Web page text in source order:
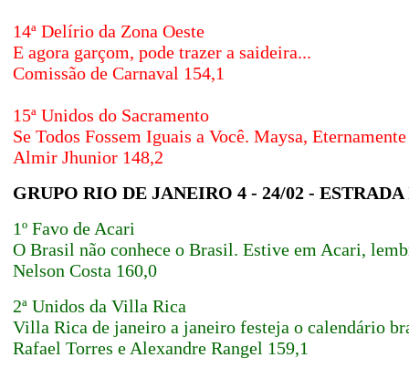
14ª Delírio da Zona Oeste
E agora garçom, pode trazer a saideira...
Comissão de Carnaval 154,1
15ª Unidos do Sacramento
Se Todos Fossem Iguais a Você. Maysa,
Almir Jhunior 148,2
GRUPO RIO DE JANEIRO 4 - 24/02 -
1º Favo de Acari
O Brasil não conhece o Brasil. Estive em Acari,
Nelson Costa 160,0
2ª Unidos da Villa Rica
Villa Rica de janeiro a janeiro festeja o calendário
Rafael Torres e Alexandre Rangel 159,1